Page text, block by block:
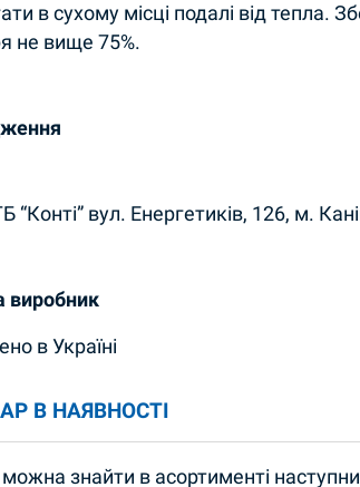
в сухому місці подалі від тепла.
не вище 75%.
“Конті” вул. Енергетиків, 126, м.
виробник
в Україні
В НАЯВНОСТІ
знайти в асортименті